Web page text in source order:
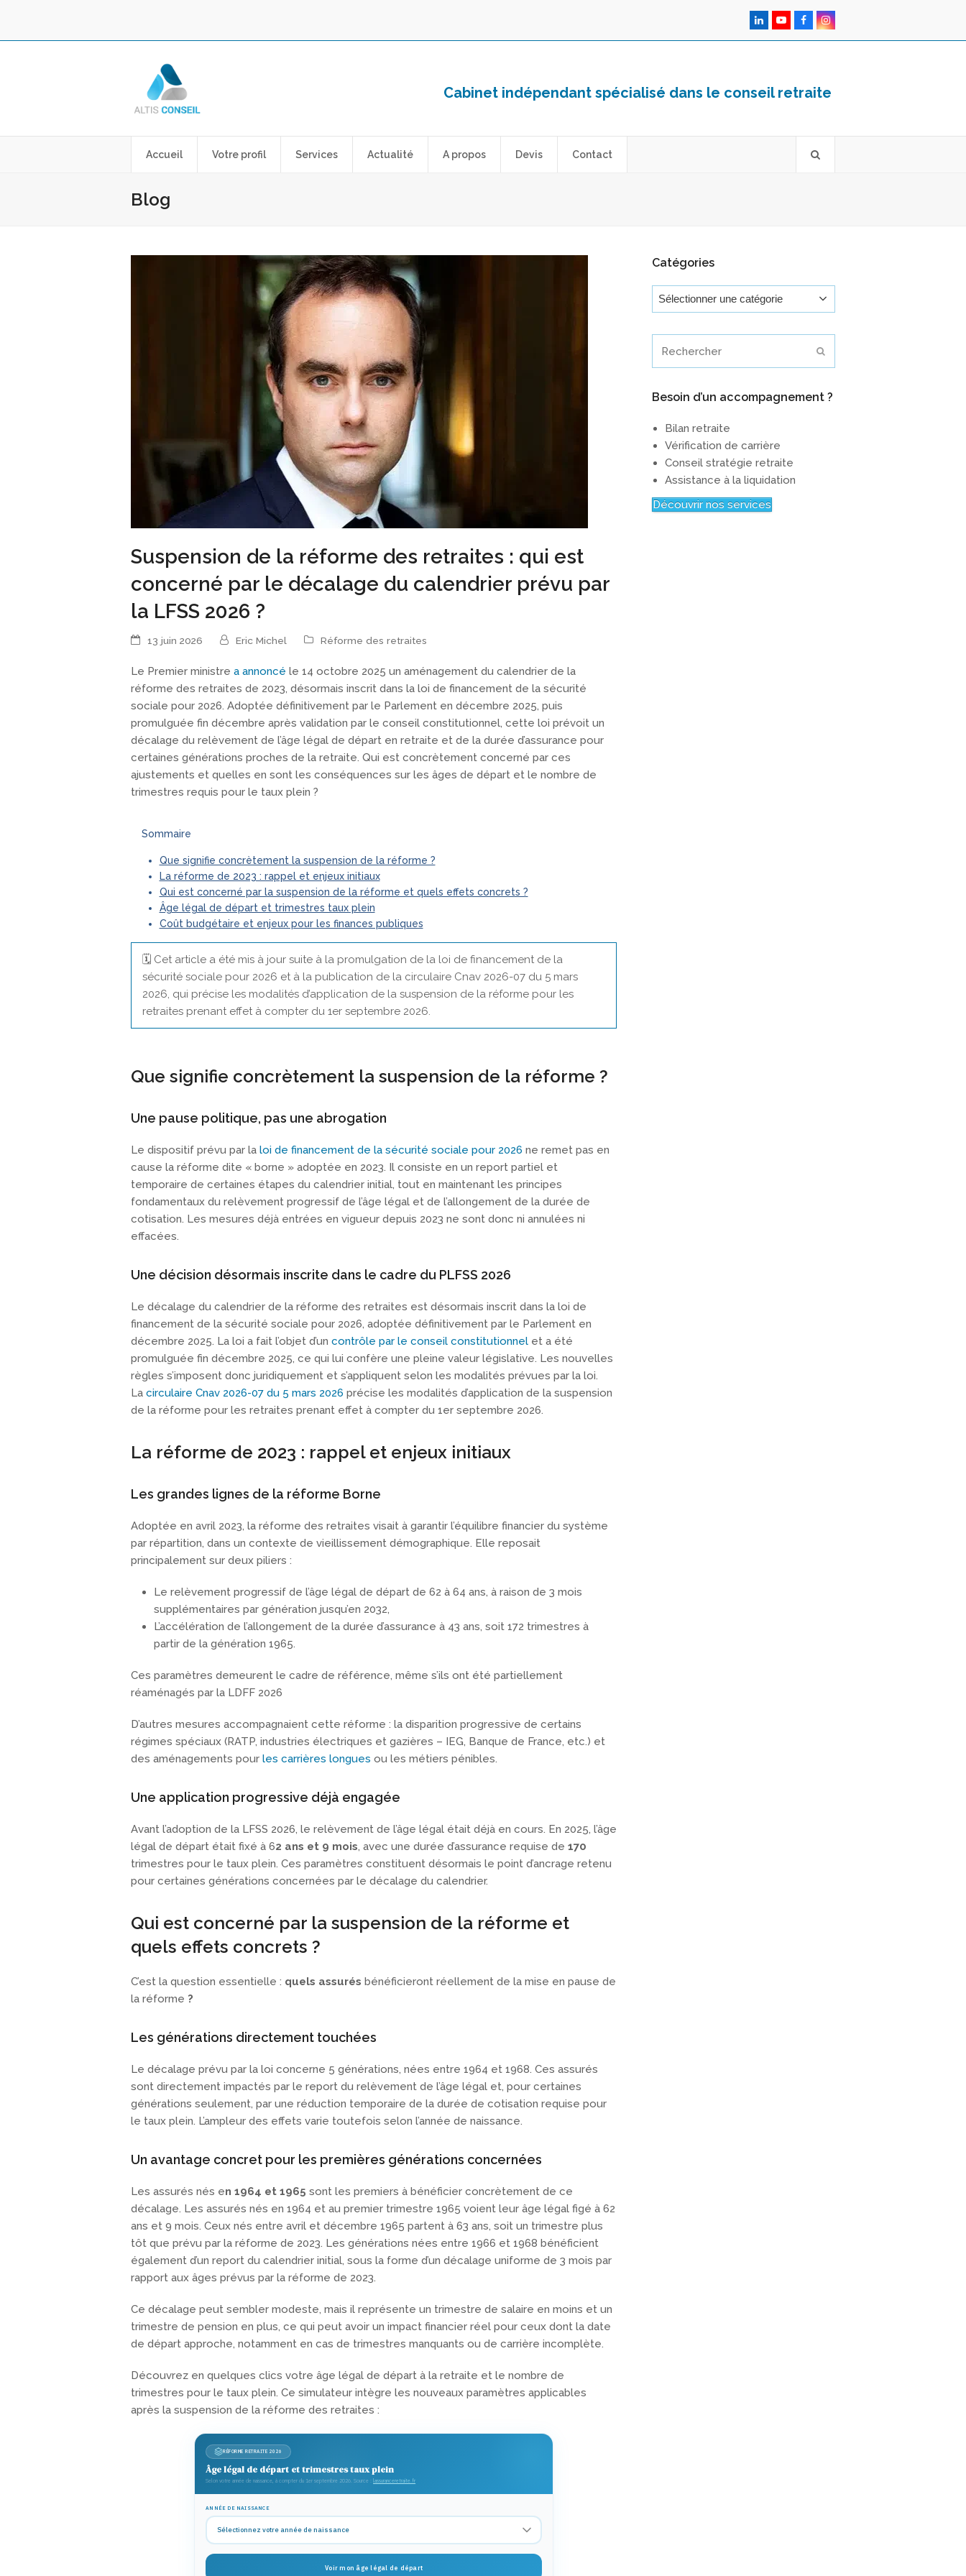
LinkedInYouTubeFacebookInstagram
Cabinet indépendant spécialisé dans le conseil retraite
Accueil Votre profil Services Actualité A propos Devis Contact
Blog
Suspension de la réforme des retraites : qui est
concerné par le décalage du calendrier prévu par
la LFSS 2026 ?
13 juin 2026 Eric Michel Réforme des retraites
Le Premier ministre a annoncé le 14 octobre 2025 un aménagement du calendrier de la
réforme des retraites de 2023, désormais inscrit dans la loi de financement de la sécurité
sociale pour 2026. Adoptée définitivement par le Parlement en décembre 2025, puis
promulguée fin décembre après validation par le conseil constitutionnel, cette loi prévoit un
décalage du relèvement de l’âge légal de départ en retraite et de la durée d’assurance pour
certaines générations proches de la retraite. Qui est concrètement concerné par ces
ajustements et quelles en sont les conséquences sur les âges de départ et le nombre de
trimestres requis pour le taux plein ?
Sommaire
Que signifie concrètement la suspension de la réforme ?
La réforme de 2023 : rappel et enjeux initiaux
Qui est concerné par la suspension de la réforme et quels effets concrets ?
Âge légal de départ et trimestres taux plein
Coût budgétaire et enjeux pour les finances publiques
🗓️ Cet article a été mis à jour suite à la promulgation de la loi de financement de la
sécurité sociale pour 2026 et à la publication de la circulaire Cnav 2026-07 du 5 mars
2026, qui précise les modalités d’application de la suspension de la réforme pour les
retraites prenant effet à compter du 1er septembre 2026.
Que signifie concrètement la suspension de la réforme ?
Une pause politique, pas une abrogation
Le dispositif prévu par la loi de financement de la sécurité sociale pour 2026 ne remet pas en
cause la réforme dite « borne » adoptée en 2023. Il consiste en un report partiel et
temporaire de certaines étapes du calendrier initial, tout en maintenant les principes
fondamentaux du relèvement progressif de l’âge légal et de l’allongement de la durée de
cotisation. Les mesures déjà entrées en vigueur depuis 2023 ne sont donc ni annulées ni
effacées.
Une décision désormais inscrite dans le cadre du PLFSS 2026
Le décalage du calendrier de la réforme des retraites est désormais inscrit dans la loi de
financement de la sécurité sociale pour 2026, adoptée définitivement par le Parlement en
décembre 2025. La loi a fait l’objet d’un contrôle par le conseil constitutionnel et a été
promulguée fin décembre 2025, ce qui lui confère une pleine valeur législative. Les nouvelles
règles s’imposent donc juridiquement et s’appliquent selon les modalités prévues par la loi.
La circulaire Cnav 2026-07 du 5 mars 2026 précise les modalités d’application de la suspension
de la réforme pour les retraites prenant effet à compter du 1er septembre 2026.
La réforme de 2023 : rappel et enjeux initiaux
Les grandes lignes de la réforme Borne
Adoptée en avril 2023, la réforme des retraites visait à garantir l’équilibre financier du système
par répartition, dans un contexte de vieillissement démographique. Elle reposait
principalement sur deux piliers :
Le relèvement progressif de l’âge légal de départ de 62 à 64 ans, à raison de 3 mois
supplémentaires par génération jusqu’en 2032,
L’accélération de l’allongement de la durée d’assurance à 43 ans, soit 172 trimestres à
partir de la génération 1965.
Ces paramètres demeurent le cadre de référence, même s’ils ont été partiellement
réaménagés par la LDFF 2026
D’autres mesures accompagnaient cette réforme : la disparition progressive de certains
régimes spéciaux (RATP, industries électriques et gazières – IEG, Banque de France, etc.) et
des aménagements pour les carrières longues ou les métiers pénibles.
Une application progressive déjà engagée
Avant l’adoption de la LFSS 2026, le relèvement de l’âge légal était déjà en cours. En 2025, l’âge
légal de départ était fixé à 62 ans et 9 mois , avec une durée d’assurance requise de 170
trimestres pour le taux plein. Ces paramètres constituent désormais le point d’ancrage retenu
pour certaines générations concernées par le décalage du calendrier.
Qui est concerné par la suspension de la réforme et
quels effets concrets ?
C’est la question essentielle : quels assurés bénéficieront réellement de la mise en pause de
la réforme ?
Les générations directement touchées
Le décalage prévu par la loi concerne 5 générations, nées entre 1964 et 1968. Ces assurés
sont directement impactés par le report du relèvement de l’âge légal et, pour certaines
générations seulement, par une réduction temporaire de la durée de cotisation requise pour
le taux plein. L’ampleur des effets varie toutefois selon l’année de naissance.
Un avantage concret pour les premières générations concernées
Les assurés nés en 1964 et 1965 sont les premiers à bénéficier concrètement de ce
décalage. Les assurés nés en 1964 et au premier trimestre 1965 voient leur âge légal figé à 62
ans et 9 mois. Ceux nés entre avril et décembre 1965 partent à 63 ans, soit un trimestre plus
tôt que prévu par la réforme de 2023. Les générations nées entre 1966 et 1968 bénéficient
également d’un report du calendrier initial, sous la forme d’un décalage uniforme de 3 mois par
rapport aux âges prévus par la réforme de 2023.
Ce décalage peut sembler modeste, mais il représente un trimestre de salaire en moins et un
trimestre de pension en plus, ce qui peut avoir un impact financier réel pour ceux dont la date
de départ approche, notamment en cas de trimestres manquants ou de carrière incomplète.
Découvrez en quelques clics votre âge légal de départ à la retraite et le nombre de
trimestres pour le taux plein. Ce simulateur intègre les nouveaux paramètres applicables
après la suspension de la réforme des retraites :
RÉFORME RETRAITE 2026
Âge légal de départ et trimestres taux plein
Selon votre année de naissance, à compter du 1er septembre 2026. Source : lassuranceretraite.fr
ANNÉE DE NAISSANCE
Voir mon âge légal de départ
Catégories
Catégories
Besoin d’un accompagnement ?
Bilan retraite
Vérification de carrière
Conseil stratégie retraite
Assistance à la liquidation
Découvrir nos services